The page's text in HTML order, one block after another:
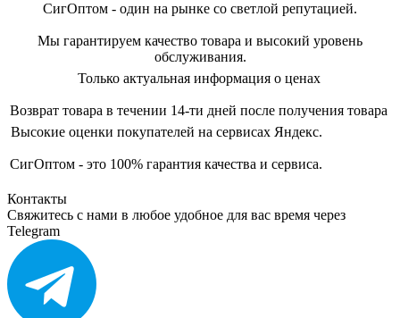
СигОптом - один на рынке со светлой репутацией.
Мы гарантируем качество товара и высокий уровень
обслуживания.
Только актуальная информация о ценах
Возврат товара в течении 14-ти дней после получения товара
Высокие оценки покупателей на сервисах Яндекс.
СигОптом - это 100% гарантия качества и сервиса.
Контакты
Свяжитесь с нами в любое удобное для вас время через
Telegram